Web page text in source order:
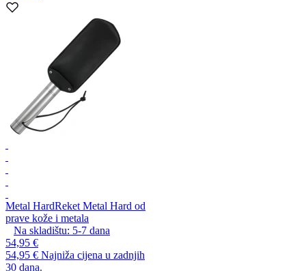
Metal HardReket Metal Hard od
prave kože i metala
Na skladištu: 5-7 dana
54,95 €
54,95 € Najniža cijena u zadnjih
30 dana.